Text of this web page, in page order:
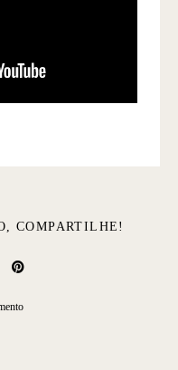
COMPARTILHE!